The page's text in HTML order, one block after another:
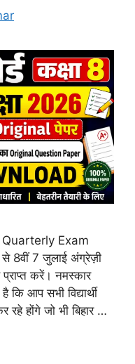
Exam
8वीं 7 जुलाई अंग्रेज़ी
प्राप्त करें। नमस्कार
कि आप सभी विद्यार्थी
होंगे जो भी बिहार …